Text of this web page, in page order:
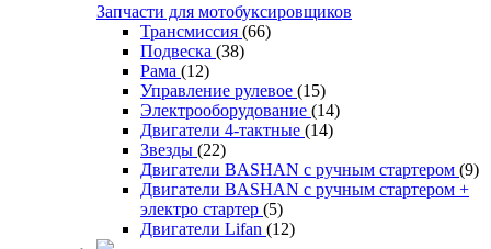
Запчасти для мотобуксировщиков
Трансмиссия (66)
Подвеска (38)
Рама (12)
Управление рулевое (15)
Электрооборудование (14)
Двигатели 4-тактные (14)
Звезды (22)
Двигатели BASHAN с ручным стартером (9)
Двигатели BASHAN с ручным стартером +
электро стартер (5)
Двигатели Lifan (12)